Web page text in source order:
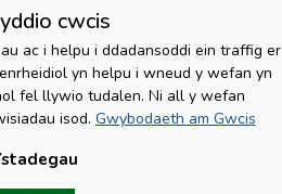
cwcis
ac i helpu i ddadansoddi ein traffig er
yn helpu i wneud y wefan yn
fel llywio tudalen. Ni all y wefan
isod. Gwybodaeth am Gwcis